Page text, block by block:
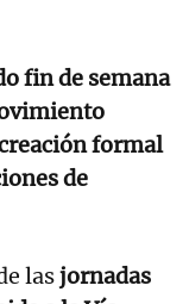
fin de semana
formal
de
lasjornadas